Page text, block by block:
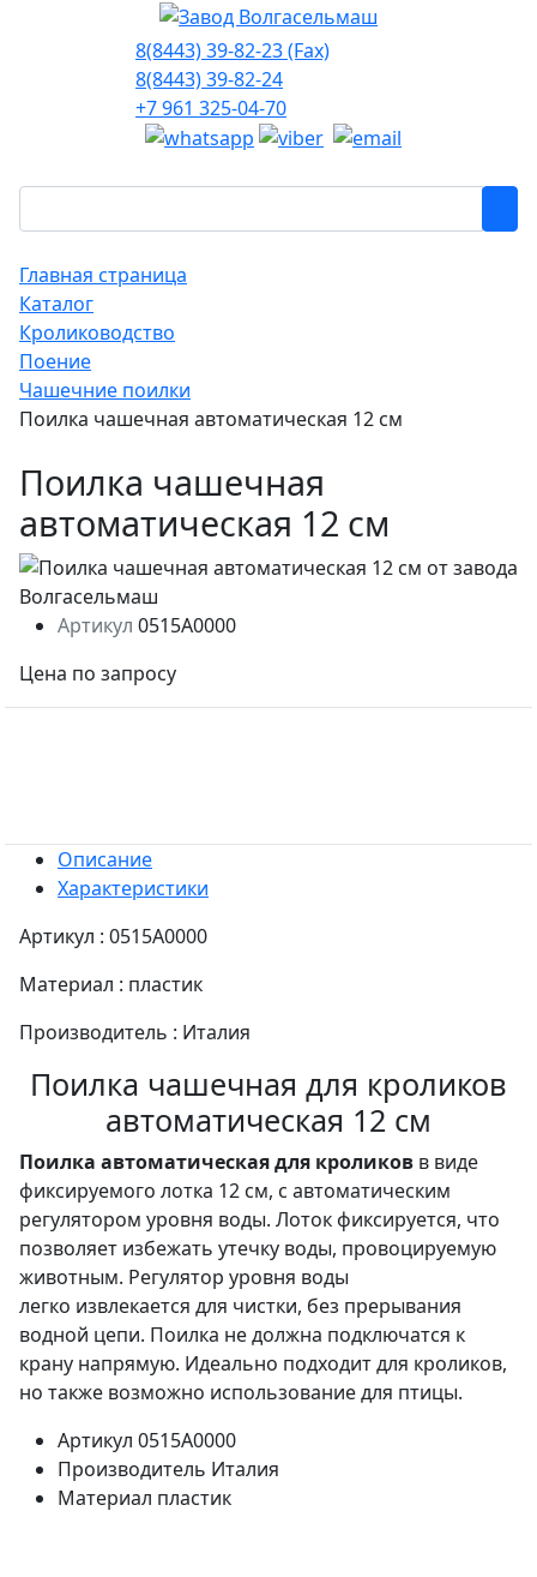
8(8443) 39-82-23 (Fax)
8(8443) 39-82-24
+7 961 325-04-70
Главная страница
Каталог
Кролиководство
Поение
Чашечние поилки
Поилка чашечная автоматическая 12 см
Поилка чашечная
автоматическая 12 см
Артикул 0515A0000
Цена по запросу
Описание
Характеристики
Артикул : 0515A0000
Материал : пластик
Производитель : Италия
Поилка чашечная для кроликов
автоматическая 12 см
Поилка автоматическая для кроликов в виде
фиксируемого лотка 12 см, с автоматическим
регулятором уровня воды. Лоток фиксируется, что
позволяет избежать утечку воды, провоцируемую
животным. Регулятор уровня воды
легко извлекается для чистки, без прерывания
водной цепи. Поилка не должна подключатся к
крану напрямую. Идеально подходит для кроликов,
но также возможно использование для птицы.
Артикул 0515A0000
Производитель Италия
Материал пластик